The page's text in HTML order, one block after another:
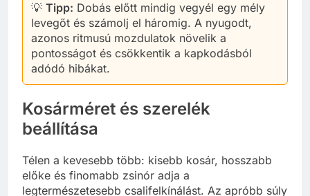
💡 Tipp: Dobás előtt mindig vegyél egy mély
levegőt és számolj el háromig. A nyugodt,
azonos ritmusú mozdulatok növelik a
pontosságot és csökkentik a kapkodásból
adódó hibákat.
Kosárméret és szerelék
beállítása
Télen a kevesebb több: kisebb kosár, hosszabb
előke és finomabb zsinór adja a
legtermészetesebb csalifelkínálást. Az apróbb súly